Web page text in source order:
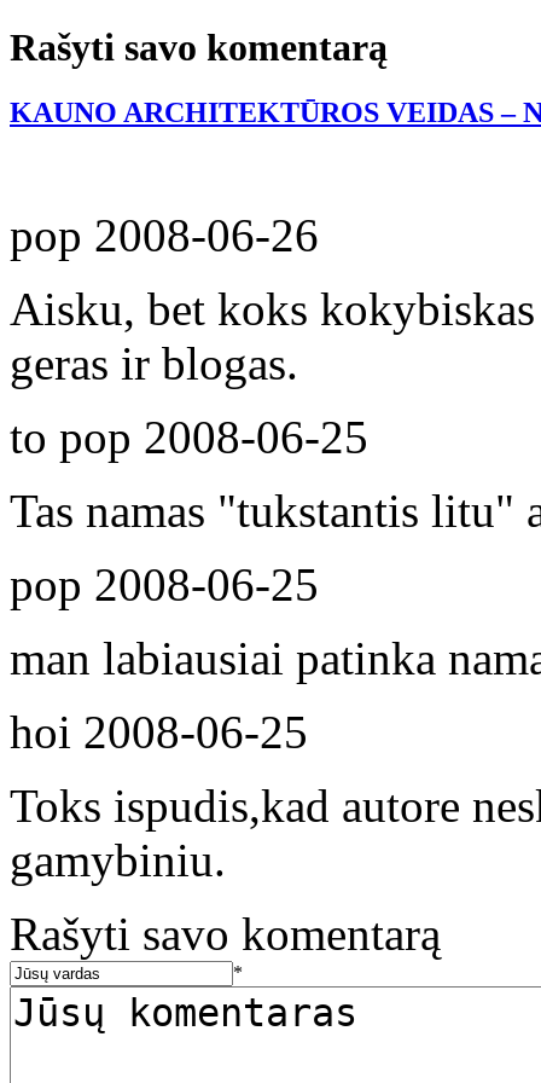
Rašyti savo komentarą
KAUNO ARCHITEKTŪROS VEIDAS –
pop 2008-06-26
Aisku, bet koks
geras ir blogas.
to pop 2008-06-25
Tas namas "tukstantis litu"
pop 2008-06-25
man labiausiai patinka
hoi 2008-06-25
Toks ispudis,kad autore
gamybiniu.
Rašyti savo komentarą
*